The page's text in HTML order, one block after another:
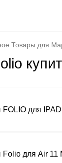
Товары для
для
для Air 11